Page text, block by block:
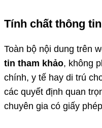
Tính chất thông tin
Toàn bộ nội dung trên
tin tham khảo, không
chính, y tế hay di trú
các quyết định quan
chuyên gia có giấy